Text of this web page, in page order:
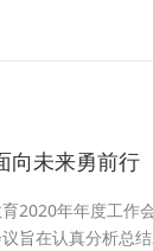
向未来勇前行
2020年年度工作
旨在认真分析总